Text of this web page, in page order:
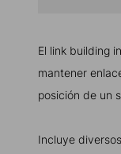
El link building
mantener
posición de un
Incluye